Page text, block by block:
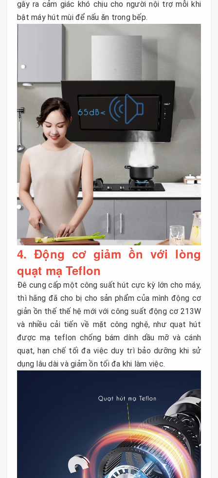
gây ra cảm giác khó chịu cho người nội trợ mỗi khi
bật máy hút mùi để nấu ăn trong bếp.
4. Động cơ giảm ồn với lòng
quạt mạ Teflon
Đê cung cấp một công suất hút cực kỳ lớn cho máy,
thì hãng đã cho bị cho sản phẩm của mình động cơ
giản ồn thế thế hệ mới với công suất động cơ 213W
và nhiều cải tiến về mặt công nghệ, như quạt hút
được mạ teflon chống bám dính dầu mỡ và cánh
quạt, hạn chế tối đa việc duy trì bảo dưỡng khi sử
dụng lâu dài và giảm ồn tối đa khi làm việc.